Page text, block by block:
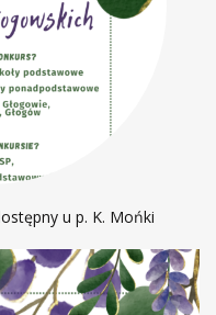
u p. K. Mońki